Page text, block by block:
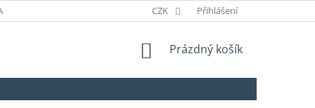
ZNAČKY ODSTOUPENÍ OD SMLOUVY
CZK Přihlášení
NÁKUPNÍ
Prázdný košík